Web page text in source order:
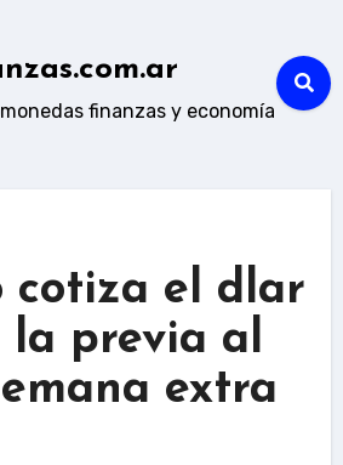
finanzas y economía
cotiza el dlar
la previa al
extra